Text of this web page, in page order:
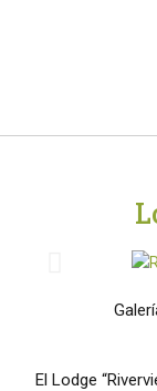
El Lodge